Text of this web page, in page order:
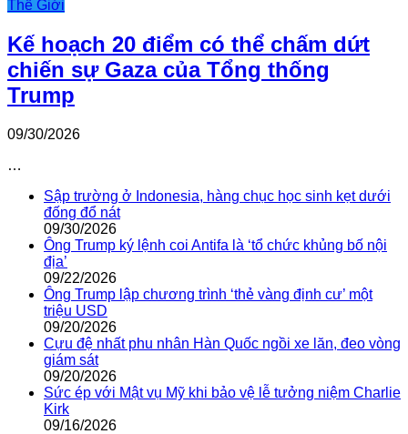
Thế Giới
Kế hoạch 20 điểm có thể chấm dứt
chiến sự Gaza của Tổng thống
Trump
09/30/2026
…
Sập trường ở Indonesia, hàng chục học sinh kẹt dưới
đống đổ nát
09/30/2026
Ông Trump ký lệnh coi Antifa là ‘tổ chức khủng bố nội
địa’
09/22/2026
Ông Trump lập chương trình ‘thẻ vàng định cư’ một
triệu USD
09/20/2026
Cựu đệ nhất phu nhân Hàn Quốc ngồi xe lăn, đeo vòng
giám sát
09/20/2026
Sức ép với Mật vụ Mỹ khi bảo vệ lễ tưởng niệm Charlie
Kirk
09/16/2026